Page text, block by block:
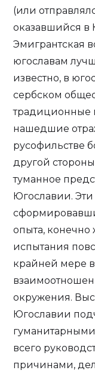
(или
оказавшийся в
Эмигрантская
югославам
известно, в
сербском
традиционные
нашедшие
русофильстве
другой
туманное
Югославии. Эти
опыта,
испытания
крайней мере
окружения.
Югославии
всего
причинами,